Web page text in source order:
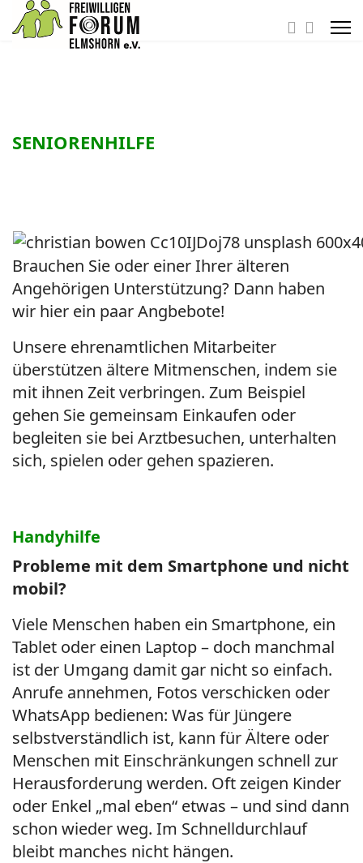
SENIORENHILFE
Brauchen Sie oder einer Ihrer älteren
Angehörigen Unterstützung? Dann haben
wir hier ein paar Angbebote!
Unsere ehrenamtlichen Mitarbeiter
überstützen ältere Mitmenschen, indem sie
mit ihnen Zeit verbringen. Zum Beispiel
gehen Sie gemeinsam Einkaufen oder
begleiten sie bei Arztbesuchen, unterhalten
sich, spielen oder gehen spazieren.
Handyhilfe
Probleme mit dem Smartphone und nicht
mobil?
Viele Menschen haben ein Smartphone, ein
Tablet oder einen Laptop – doch manchmal
ist der Umgang damit gar nicht so einfach.
Anrufe annehmen, Fotos verschicken oder
WhatsApp bedienen: Was für Jüngere
selbstverständlich ist, kann für Ältere oder
Menschen mit Einschränkungen schnell zur
Herausforderung werden. Oft zeigen Kinder
oder Enkel „mal eben“ etwas – und sind dann
schon wieder weg. Im Schnelldurchlauf
bleibt manches nicht hängen.